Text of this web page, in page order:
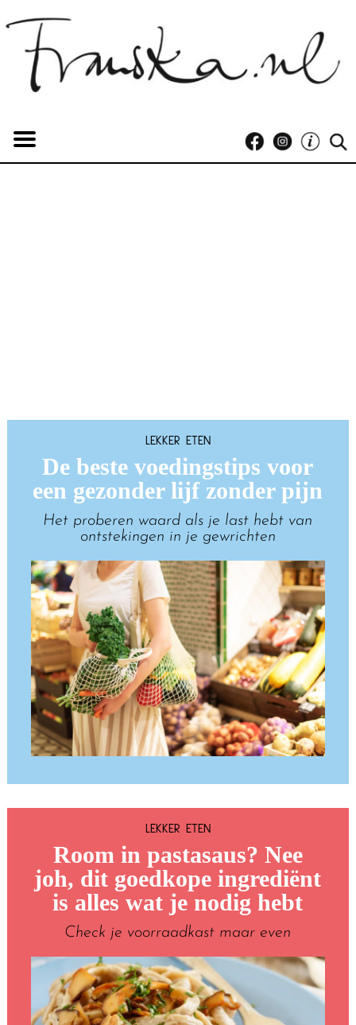
LEKKER ETEN
De beste voedingstips voor
een gezonder lijf zonder pijn
Het proberen waard als je last hebt van
ontstekingen in je gewrichten
LEKKER ETEN
Room in pastasaus? Nee
joh, dit goedkope ingrediënt
is alles wat je nodig hebt
Check je voorraadkast maar even